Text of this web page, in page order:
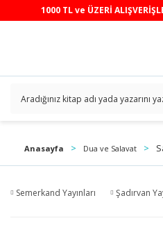
1000 TL ve ÜZERİ
Anasayfa Dua ve Salavat
Semerkand Yayınları Şadırvan